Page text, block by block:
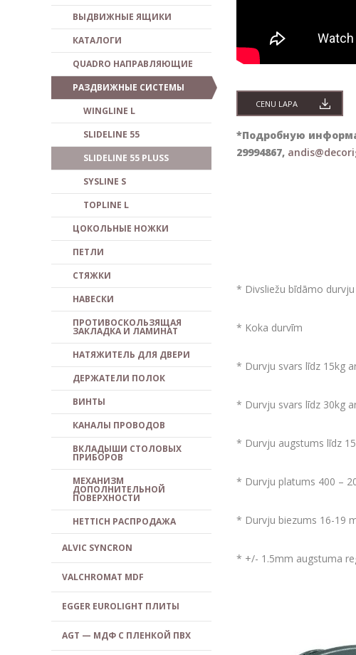
ВЫДВИЖНЫЕ ЯЩИКИ
КАТАЛОГИ
QUADRO НАПРАВЛЯЮЩИЕ
РАЗДВИЖНЫЕ СИСТЕМЫ
WINGLINE L
SLIDELINE 55
SLIDELINE 55 PLUSS
SYSLINE S
TOPLINE L
ЦОКОЛЬНЫЕ НОЖКИ
ПЕТЛИ
СТЯЖКИ
НАВЕСКИ
ПРОТИВОСКОЛЬЗЯЩАЯ
ЗАКЛАДКА И ЛАМИНАТ
НАТЯЖИТЕЛЬ ДЛЯ ДВЕРИ
ДЕРЖАТЕЛИ ПОЛОК
ВИНТЫ
КАНАЛЫ ПРОВОДОВ
ВКЛАДЫШИ СТОЛОВЫХ
ПРИБОРОВ
МЕХАНИЗМ
ДОПОЛНИТЕЛЬНОЙ
ПОВЕРХНОСТИ
HETTICH PACПPOДAЖA
ALVIC SYNCRON
VALCHROMAT MDF
EGGER EUROLIGHT ПЛИТЫ
AGT — МДФ С ПЛЕНКОЙ ПВХ
CENU LAPA
*Подробную
29994867,
* Divsliežu bīdāmo
* Koka durvīm
* Durvju svars līdz 15kg
* Durvju svars līdz 30kg
* Durvju augstums līdz
* Durvju platums 400 –
* Durvju biezums 16-19
* +/- 1.5mm augstuma